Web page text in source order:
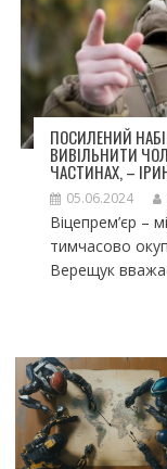
ПОСИЛЕНИЙ
ВИВІЛЬНИТИ
ЧАСТИНАХ, –
05.06.2024
Віцепрем’єр –
тимчасово
Верещук